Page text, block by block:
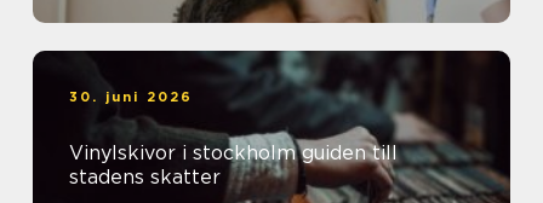
30. juni 2026
Vinylskivor i stockholm guiden till
stadens skatter